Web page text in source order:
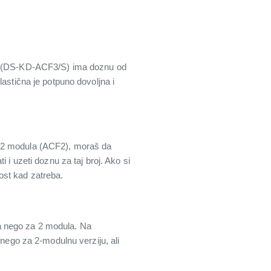
KD-ACF3/S) ima doznu od
je potpuno dovoljna i
modula (ACF2), moraš da
i uzeti doznu za taj broj. Ako si
kad zatreba.
za 2 modula. Na
za 2-modulnu verziju, ali